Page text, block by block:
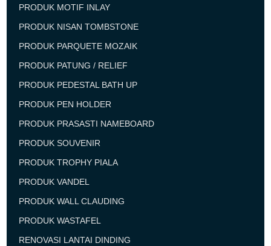
PRODUK MOTIF INLAY
PRODUK NISAN TOMBSTONE
PRODUK PARQUETE MOZAIK
PRODUK PATUNG / RELIEF
PRODUK PEDESTAL BATH UP
PRODUK PEN HOLDER
PRODUK PRASASTI NAMEBOARD
PRODUK SOUVENIR
PRODUK TROPHY PIALA
PRODUK VANDEL
PRODUK WALL CLAUDING
PRODUK WASTAFEL
RENOVASI LANTAI DINDING